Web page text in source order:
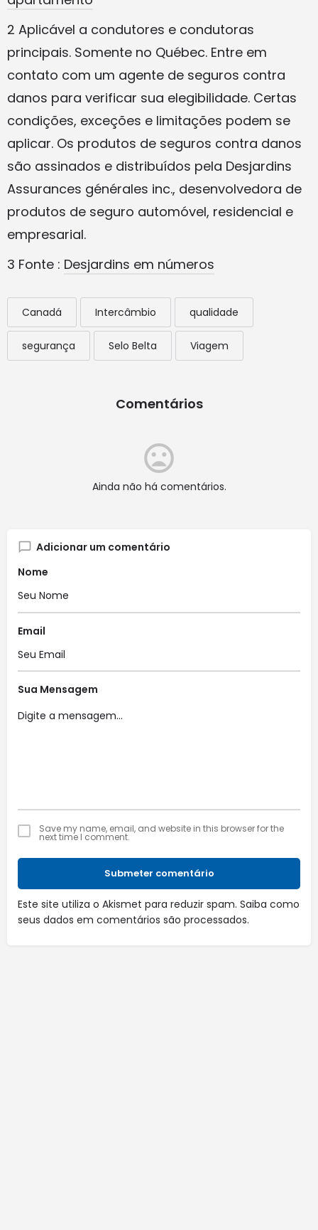
2 Aplicável a condutores e condutoras
principais. Somente no Québec. Entre em
contato com um agente de seguros contra
danos para verificar sua elegibilidade. Certas
condições, exceções e limitações podem se
aplicar. Os produtos de seguros contra danos
são assinados e distribuídos pela Desjardins
Assurances générales inc., desenvolvedora de
produtos de seguro automóvel, residencial e
empresarial.
3 Fonte : Desjardins em números
Canadá Intercâmbio qualidade
segurança Selo Belta Viagem
Comentários
Ainda não há comentários.
Adicionar um comentário
Nome
Email
Sua Mensagem
Save my name, email, and website in this browser for the
next time I comment.
Submeter comentário
Este site utiliza o Akismet para reduzir spam. Saiba como
seus dados em comentários são processados.